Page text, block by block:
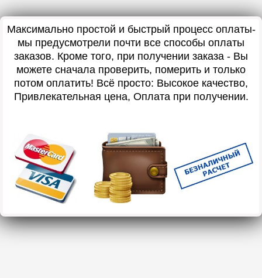
Максимально простой и быстрый процесс оплаты-
мы предусмотрели почти все способы оплаты
заказов. Кроме того, при получении заказа - Вы
можете сначала проверить, померить и только
потом оплатить! Всё просто: Высокое качество,
Привлекательная цена, Оплата при получении.